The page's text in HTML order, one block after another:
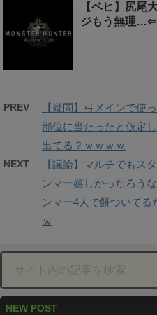
【ベヒ】尻尾
ジもう無理…⇐
PREV
【疑問】弓メインで使
部位に当たったと仮定
出てる？ｗｗｗｗ
NEXT
【議論】マルチでもス
ンマー嬉しかったろう
ンマー4人で餅ついてる
ｗ
NEW POST